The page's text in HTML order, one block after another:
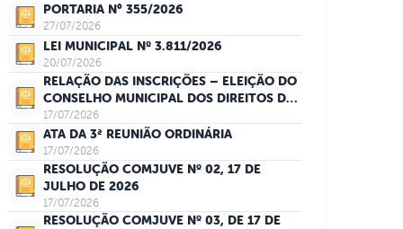
PORTARIA N° 355/2026
27/07/2026
LEI MUNICIPAL Nº 3.811/2026
20/07/2026
RELAÇÃO DAS INSCRIÇÕES – ELEIÇÃO DO
CONSELHO MUNICIPAL DOS DIREITOS DA
MULHER
17/07/2026
ATA DA 3ª REUNIÃO ORDINÁRIA
17/07/2026
RESOLUÇÃO COMJUVE Nº 02, 17 DE
JULHO DE 2026
17/07/2026
RESOLUÇÃO COMJUVE Nº 03, DE 17 DE